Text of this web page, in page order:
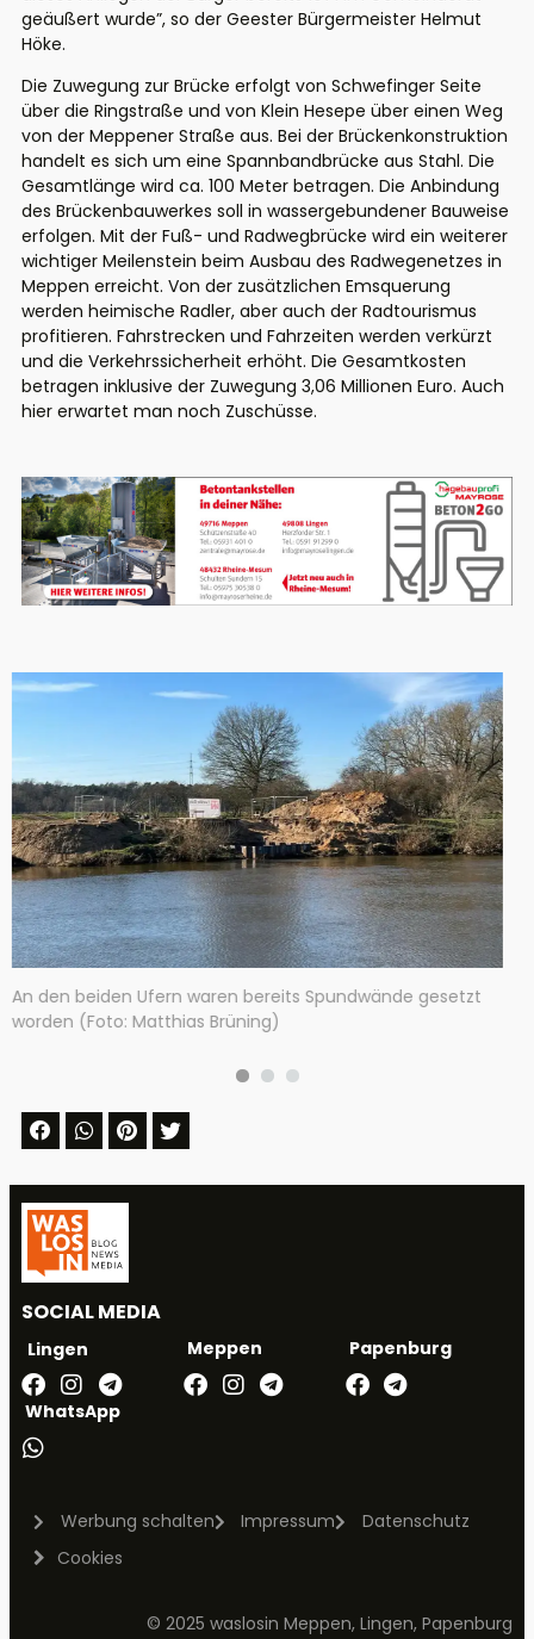
geäußert wurde”, so der Geester Bürgermeister Helmut
Höke.
Die Zuwegung zur Brücke erfolgt von Schwefinger Seite
über die Ringstraße und von Klein Hesepe über einen Weg
von der Meppener Straße aus. Bei der Brückenkonstruktion
handelt es sich um eine Spannbandbrücke aus Stahl. Die
Gesamtlänge wird ca. 100 Meter betragen. Die Anbindung
des Brückenbauwerkes soll in wassergebundener Bauweise
erfolgen. Mit der Fuß- und Radwegbrücke wird ein weiterer
wichtiger Meilenstein beim Ausbau des Radwegenetzes in
Meppen erreicht. Von der zusätzlichen Emsquerung
werden heimische Radler, aber auch der Radtourismus
profitieren. Fahrstrecken und Fahrzeiten werden verkürzt
und die Verkehrssicherheit erhöht. Die Gesamtkosten
betragen inklusive der Zuwegung 3,06 Millionen Euro. Auch
hier erwartet man noch Zuschüsse.
In diesem Bereich der Ems zwischen Schwefingen und
Klein Hesepe wird die neue Fuß- und Radwegbrücke
gebaut (Foto: Matthias Brüning)
SOCIAL MEDIA
Lingen Meppen Papenburg
WhatsApp
Werbung schalten Impressum
Datenschutz
Cookies
© 2025 waslosin Meppen, Lingen, Papenburg